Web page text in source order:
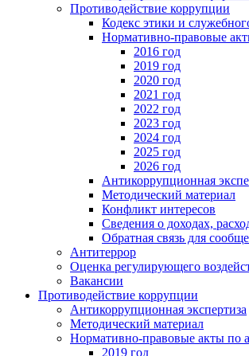
Противодействие коррупции
Кодекс этики и
Нормативно-правовые
2016 год
2019 год
2020 год
2021 год
2022 год
2023 год
2024 год
2025 год
2026 год
Антикоррупционная
Методический материал
Конфликт интересов
Сведения о доходах,
Обратная связь для
Антитеррор
Оценка регулирующего
Вакансии
Противодействие коррупции
Антикоррупционная экспертиза
Методический материал
Нормативно-правовые акты по
2019 год